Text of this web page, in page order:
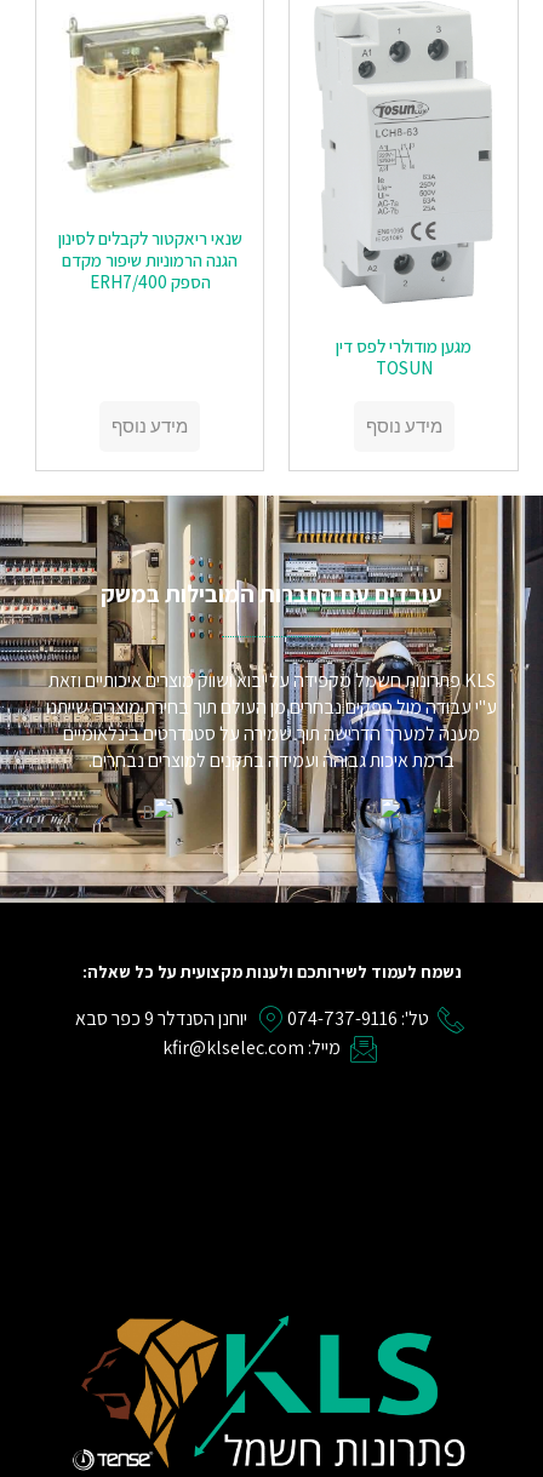
‏‏מגען מודולרי לפס דין
TOSUN
מידע נוסף
שנאי ריאקטור לקבלים לסינון
הגנה הרמוניות שיפור מקדם
הספק ERH7/400
מידע נוסף
עובדים עם החברות המובילות במשק​
KLS פתרונות חשמל מקפידה על יבוא ושווק מוצרים איכותיים וזאת
ע"י עבודה מול ספקים נבחרים מן העולם תוך בחירת מוצרים שייתנו
מענה למערך הדרישה תוך שמירה על סטנדרטים בינלאומיים
ברמת איכות גבוהה ועמידה בתקנים למוצרים נבחרים.
נשמח לעמוד לשירותכם ולענות מקצועית על כל שאלה:
טל': 074-737-9116
יוחנן הסנדלר 9 כפר סבא
מייל: kfir@klselec.com